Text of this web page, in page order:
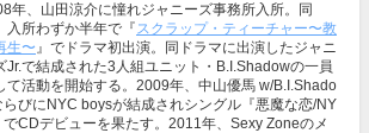
年、山田涼介に憧れジャニーズ事務所入所。同
入所わずか半年で『スクラップ・ティーチャー〜教
生〜』でドラマ初出演。同ドラマに出演したジャニ
Jr.で結成された3人組ユニット・B.I.Shadowの一員
て活動を開始する。2009年、中山優馬 w/B.I.Shado
らびにNYC boysが結成されシングル『悪魔な恋/NY
でCDデビューを果たす。2011年、Sexy Zoneのメ